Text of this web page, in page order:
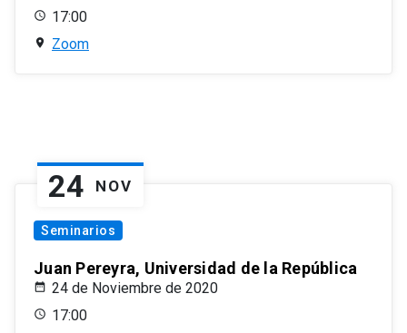
17:00
Zoom
24 NOV
Seminarios
Juan Pereyra, Universidad de la República
24 de Noviembre de 2020
17:00